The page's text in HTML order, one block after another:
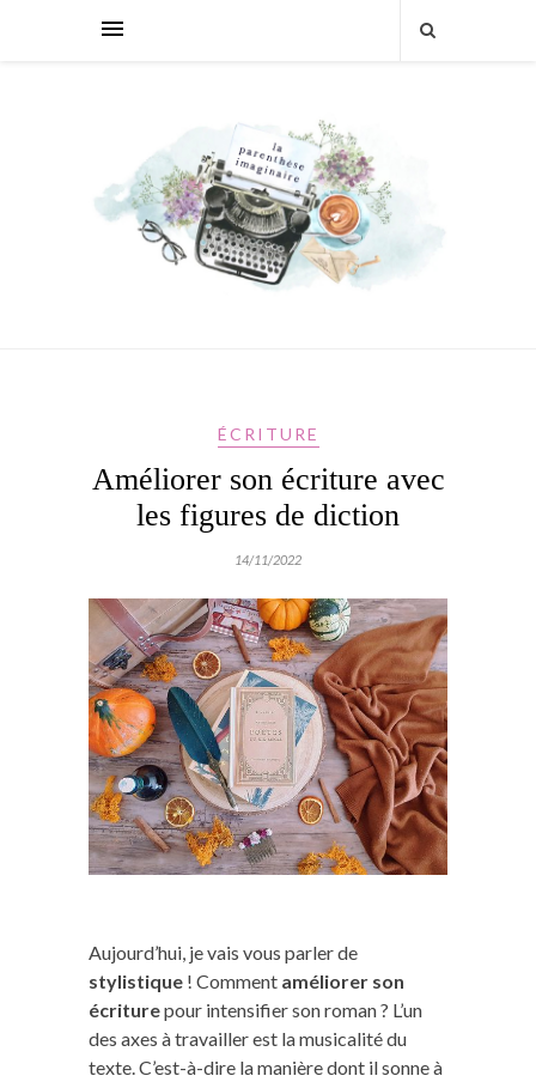
ÉCRITURE
Améliorer son écriture avec
les figures de diction
14/11/2022
Aujourd’hui, je vais vous parler de
stylistique ! Comment améliorer son
écriturepour intensifier son roman ? L’un
des axes à travailler est la musicalité du
texte. C’est-à-dire la manière dont il sonne à